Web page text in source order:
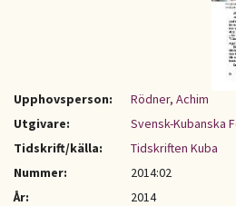
Upphovsperson:
Rödner, Achim
Utgivare:
Svensk-Kubanska
Tidskrift/källa:
Tidskriften Kuba
Nummer:
2014:02
År:
2014